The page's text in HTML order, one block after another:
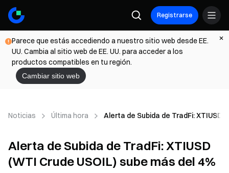
Registrarse
Parece que estás accediendo a nuestro sitio web desde EE.
UU. Cambia al sitio web de EE. UU. para acceder a los
productos compatibles en tu región.
Cambiar sitio web
Noticias Última hora Alerta de Subida de TradFi: XTIUSD
Alerta de Subida de TradFi: XTIUSD
(WTI Crude USOIL) sube más del 4%